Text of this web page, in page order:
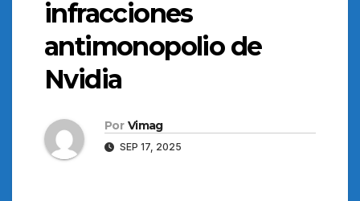
infracciones
antimonopolio de
Nvidia
Por Vimag
SEP 17, 2025